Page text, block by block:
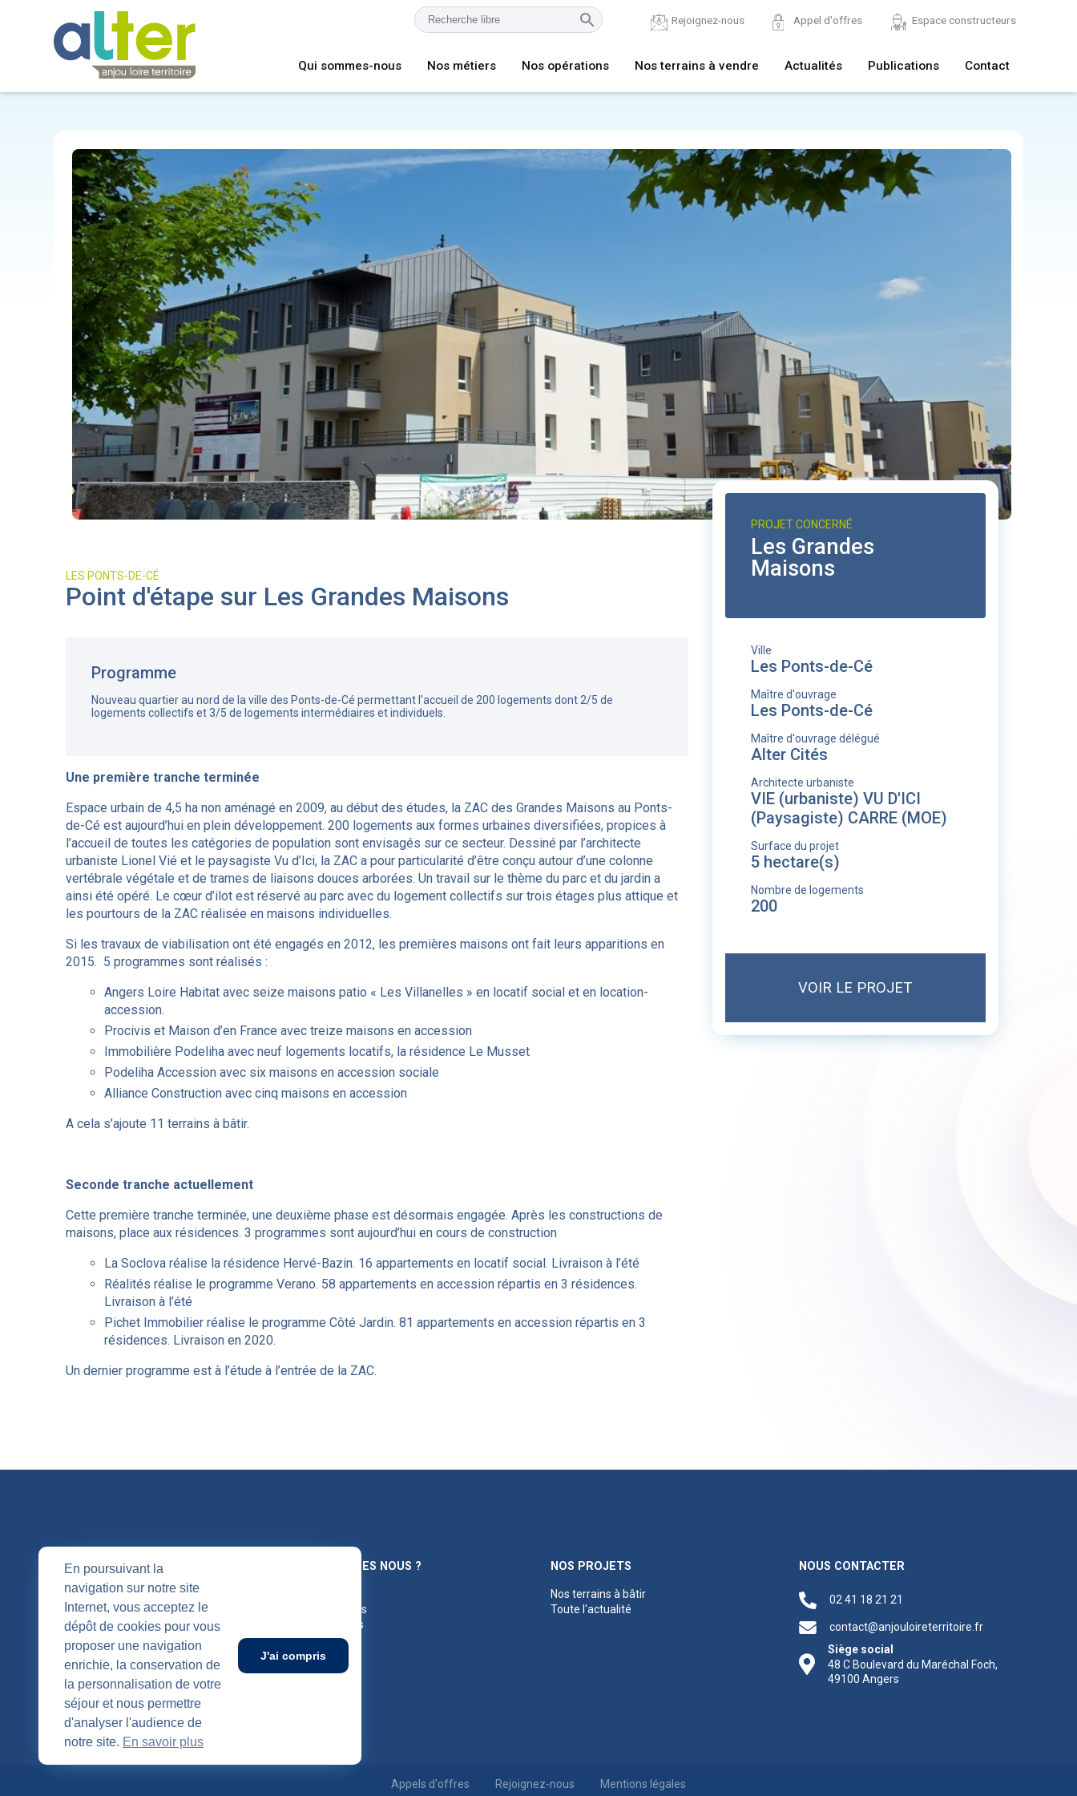
En poursuivant la
navigation sur notre site
Internet, vous acceptez le
dépôt de cookies pour vous
proposer une navigation
enrichie, la conservation de
la personnalisation de votre
séjour et nous permettre
d'analyser l'audience de
notre site. En savoir plus
J'ai compris
Rejoignez-nous Appel d'offres Espace constructeurs
Qui sommes-nous Nos métiers Nos opérations Nos terrains à vendre Actualités Publications Contact
LES PONTS-DE-CÉ
Point d'étape sur Les Grandes Maisons
Programme
Nouveau quartier au nord de la ville des Ponts-de-Cé permettant l'accueil de 200 logements dont 2/5 de
logements collectifs et 3/5 de logements intermédiaires et individuels.
Une première tranche terminée
Espace urbain de 4,5 ha non aménagé en 2009, au début des études, la ZAC des Grandes Maisons au Ponts-
de-Cé est aujourd’hui en plein développement. 200 logements aux formes urbaines diversifiées, propices à
l’accueil de toutes les catégories de population sont envisagés sur ce secteur. Dessiné par l’architecte
urbaniste Lionel Vié et le paysagiste Vu d’Ici, la ZAC a pour particularité d’être conçu autour d’une colonne
vertébrale végétale et de trames de liaisons douces arborées. Un travail sur le thème du parc et du jardin a
ainsi été opéré. Le cœur d’ilot est réservé au parc avec du logement collectifs sur trois étages plus attique et
les pourtours de la ZAC réalisée en maisons individuelles.
Si les travaux de viabilisation ont été engagés en 2012, les premières maisons ont fait leurs apparitions en
2015. 5 programmes sont réalisés :
Angers Loire Habitat avec seize maisons patio « Les Villanelles » en locatif social et en location-
accession.
Procivis et Maison d’en France avec treize maisons en accession
Immobilière Podeliha avec neuf logements locatifs, la résidence Le Musset
Podeliha Accession avec six maisons en accession sociale
Alliance Construction avec cinq maisons en accession
A cela s’ajoute 11 terrains à bâtir.
Seconde tranche actuellement
Cette première tranche terminée, une deuxième phase est désormais engagée. Après les constructions de
maisons, place aux résidences. 3 programmes sont aujourd’hui en cours de construction
La Soclova réalise la résidence Hervé-Bazin. 16 appartements en locatif social. Livraison à l’été
Réalités réalise le programme Verano. 58 appartements en accession répartis en 3 résidences.
Livraison à l’été
Pichet Immobilier réalise le programme Côté Jardin. 81 appartements en accession répartis en 3
résidences. Livraison en 2020.
Un dernier programme est à l’étude à l’entrée de la ZAC.
PROJET CONCERNÉ
Les Grandes
Maisons
Ville
Les Ponts-de-Cé
Maître d'ouvrage
Les Ponts-de-Cé
Maître d'ouvrage délégué
Alter Cités
Architecte urbaniste
VIE (urbaniste) VU D'ICI
(Paysagiste) CARRE (MOE)
Surface du projet
5 hectare(s)
Nombre de logements
200
VOIR LE PROJET
SUIVEZ-NOUS
QUI SOMMES NOUS ?
Nos agences
Publications
NOS PROJETS
Nos terrains à bâtir
Toute l'actualité
NOUS CONTACTER
02 41 18 21 21
contact@anjouloireterritoire.fr
Siège social
48 C Boulevard du Maréchal Foch,
49100 Angers
Appels d'offres Rejoignez-nous Mentions légales